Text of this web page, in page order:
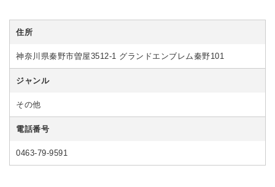
住所
神奈川県秦野市曽屋3512-1 グランドエンブレム秦野101
ジャンル
その他
電話番号
0463-79-9591